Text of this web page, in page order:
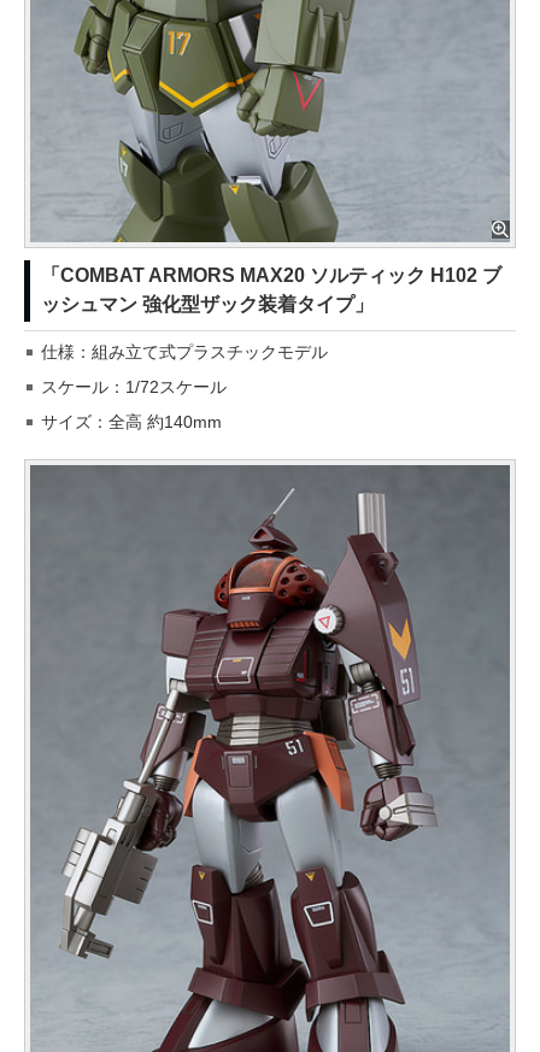
「COMBAT ARMORS MAX20 ソルティック H102 ブ
ッシュマン 強化型ザック装着タイプ」
仕様：組み立て式プラスチックモデル
スケール：1/72スケール
サイズ：全高 約140mm